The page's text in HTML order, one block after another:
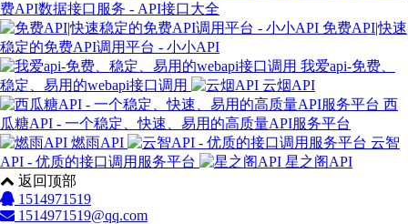
费API数据接口服务 - API接口大全
免费API|快速
稳定的免费API调用平台 - 小小API
我爱api-免费、
稳定、易用的webapi接口调用
云烟API
西
瓜糖API - 一个稳定、快速、易用的高质量API服务平台
燃雨API
云智
API - 优质的接口调用服务平台
星之阁API
返回顶部
1514971519
1514971519@qq.com